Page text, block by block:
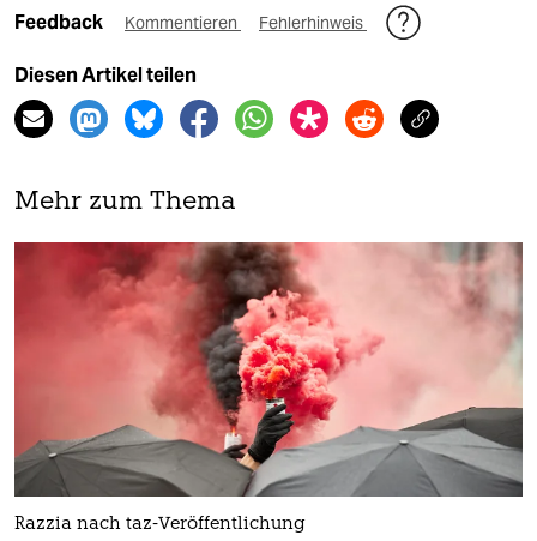
Feedback Kommentieren Fehlerhinweis
Diesen Artikel teilen
Mehr zum Thema
Razzia nach taz-Veröffentlichung